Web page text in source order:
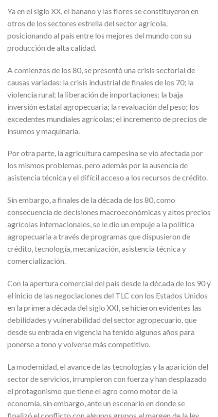
Ya en el siglo XX, el banano y las flores se constituyeron en
otros de los sectores estrella del sector agrícola,
posicionando al país entre los mejores del mundo con su
producción de alta calidad.
A comienzos de los 80, se presentó una crisis sectorial de
causas variadas: la crisis industrial de finales de los 70; la
violencia rural; la liberación de importaciones; la baja
inversión estatal agropecuaria; la revaluación del peso; los
excedentes mundiales agrícolas; el incremento de precios de
insumos y maquinaria.
Por otra parte, la agricultura campesina se vio afectada por
los mismos problemas, pero además por la ausencia de
asistencia técnica y el difícil acceso a los recursos de crédito.
Sin embargo, a finales de la década de los 80, como
consecuencia de decisiones macroeconómicas y altos precios
agrícolas internacionales, se le dio un empuje a la política
agropecuaria a través de programas que dispusieron de
crédito, tecnología, mecanización, asistencia técnica y
comercialización.
Con la apertura comercial del país desde la década de los 90 y
el inicio de las negociaciones del TLC con los Estados Unidos
en la primera década del siglo XXI, se hicieron evidentes las
debilidades y vulnerabilidad del sector agropecuario, que
desde su entrada en vigencia ha tenido algunos años para
ponerse a tono y volverse más competitivo.
La modernidad, el avance de las tecnologías y la aparición del
sector de servicios, irrumpieron con fuerza y han desplazado
el protagonismo que tiene el agro como motor de la
economía, sin embargo, ante un escenario en donde se